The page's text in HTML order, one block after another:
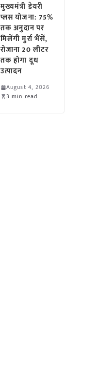
मुख्यमंत्री डेयरी
प्लस योजना: 75%
तक अनुदान पर
मिलेंगी मुर्रा भैंसें,
रोजाना 20 लीटर
तक होगा दूध
उत्पादन
August 4, 2026
3 min read